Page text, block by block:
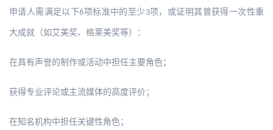
申请人需满足以下6项标准中的至少 3项，或证明其曾获得一次性重
大成就（如艾美奖、格莱美奖等）：
在具有声誉的制作或活动中担任主要角色；
获得专业评论或主流媒体的高度评价；
在知名机构中担任关键性角色；